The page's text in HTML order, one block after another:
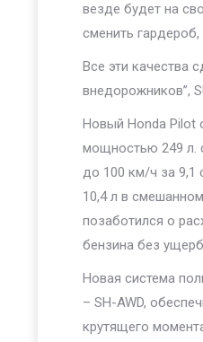
везде будет на
сменить
Все эти качества
внедорожников”,
Новый Honda Pilot
мощностью 249 л.
до 100 км/ч за 9,1
10,4 л в
позаботился о
бензина без
Новая система
– SH-AWD,
крутящего